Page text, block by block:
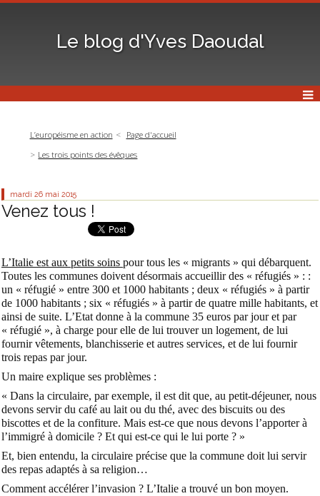
Le blog d'Yves Daoudal
L’européisme en action
Page d'accueil
Les trois points des évêques
mardi 26 mai 2015
Venez tous !
L’Italie est aux petits soins pour tous les « migrants » qui débarquent.
Toutes les communes doivent désormais accueillir des « réfugiés » : :
un « réfugié » entre 300 et 1000 habitants ; deux « réfugiés » à partir
de 1000 habitants ; six « réfugiés » à partir de quatre mille habitants, et
ainsi de suite. L’Etat donne à la commune 35 euros par jour et par
« réfugié », à charge pour elle de lui trouver un logement, de lui
fournir vêtements, blanchisserie et autres services, et de lui fournir
trois repas par jour.
Un maire explique ses problèmes :
« Dans la circulaire, par exemple, il est dit que, au petit-déjeuner, nous
devons servir du café au lait ou du thé, avec des biscuits ou des
biscottes et de la confiture. Mais est-ce que nous devons l’apporter à
l’immigré à domicile ? Et qui est-ce qui le lui porte ? »
Et, bien entendu, la circulaire précise que la commune doit lui servir
des repas adaptés à sa religion…
Comment accélérer l’invasion ? L’Italie a trouvé un bon moyen.